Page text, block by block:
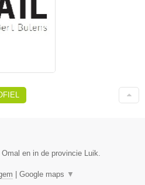
en in de provincie Luik.
Google maps ▼